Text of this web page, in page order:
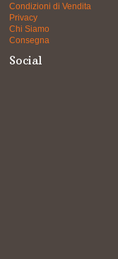
Condizioni di Vendita
Privacy
Chi Siamo
Consegna
Social